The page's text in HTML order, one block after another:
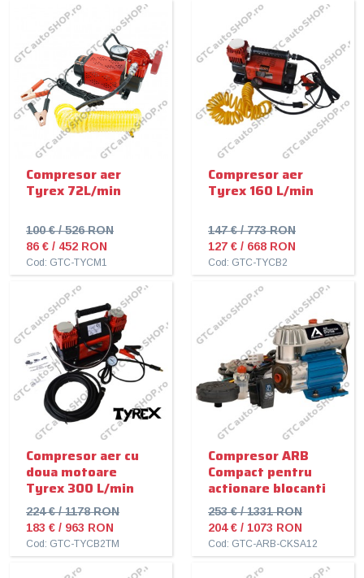
Compresor aer
Tyrex 72L/min
100 € / 526 RON
86 € / 452 RON
Cod: GTC-TYCM1
Compresor aer
Tyrex 160 L/min
147 € / 773 RON
127 € / 668 RON
Cod: GTC-TYCB2
Compresor aer cu
doua motoare
Tyrex 300 L/min
224 € / 1178 RON
183 € / 963 RON
Cod: GTC-TYCB2TM
Compresor ARB
Compact pentru
actionare blocanti
253 € / 1331 RON
204 € / 1073 RON
Cod: GTC-ARB-CKSA12